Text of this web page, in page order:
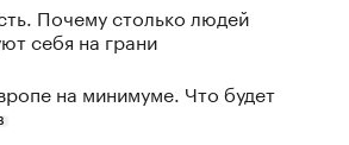
Почему столько людей
себя на грани
на минимуме. Что будет